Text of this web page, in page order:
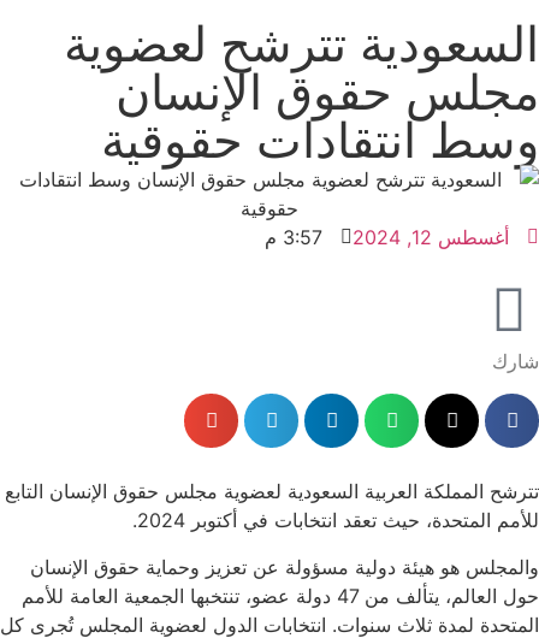
السعودية تترشح لعضوية
مجلس حقوق الإنسان
وسط انتقادات حقوقية
أغسطس 12, 2024 3:57 م
شارك
تترشح المملكة العربية السعودية لعضوية مجلس حقوق الإنسان التابع
للأمم المتحدة، حيث تعقد انتخابات في أكتوبر 2024.
والمجلس هو هيئة دولية مسؤولة عن تعزيز وحماية حقوق الإنسان
حول العالم، يتألف من 47 دولة عضو، تنتخبها الجمعية العامة للأمم
المتحدة لمدة ثلاث سنوات. انتخابات الدول لعضوية المجلس تُجرى كل